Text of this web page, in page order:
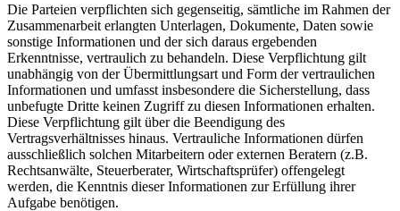
Die Parteien verpflichten sich gegenseitig, sämtliche im Rahmen der
Zusammenarbeit erlangten Unterlagen, Dokumente, Daten sowie
sonstige Informationen und der sich daraus ergebenden
Erkenntnisse, vertraulich zu behandeln. Diese Verpflichtung gilt
unabhängig von der Übermittlungsart und Form der vertraulichen
Informationen und umfasst insbesondere die Sicherstellung, dass
unbefugte Dritte keinen Zugriff zu diesen Informationen erhalten.
Diese Verpflichtung gilt über die Beendigung des
Vertragsverhältnisses hinaus. Vertrauliche Informationen dürfen
ausschließlich solchen Mitarbeitern oder externen Beratern (z.B.
Rechtsanwälte, Steuerberater, Wirtschaftsprüfer) offengelegt
werden, die Kenntnis dieser Informationen zur Erfüllung ihrer
Aufgabe benötigen.